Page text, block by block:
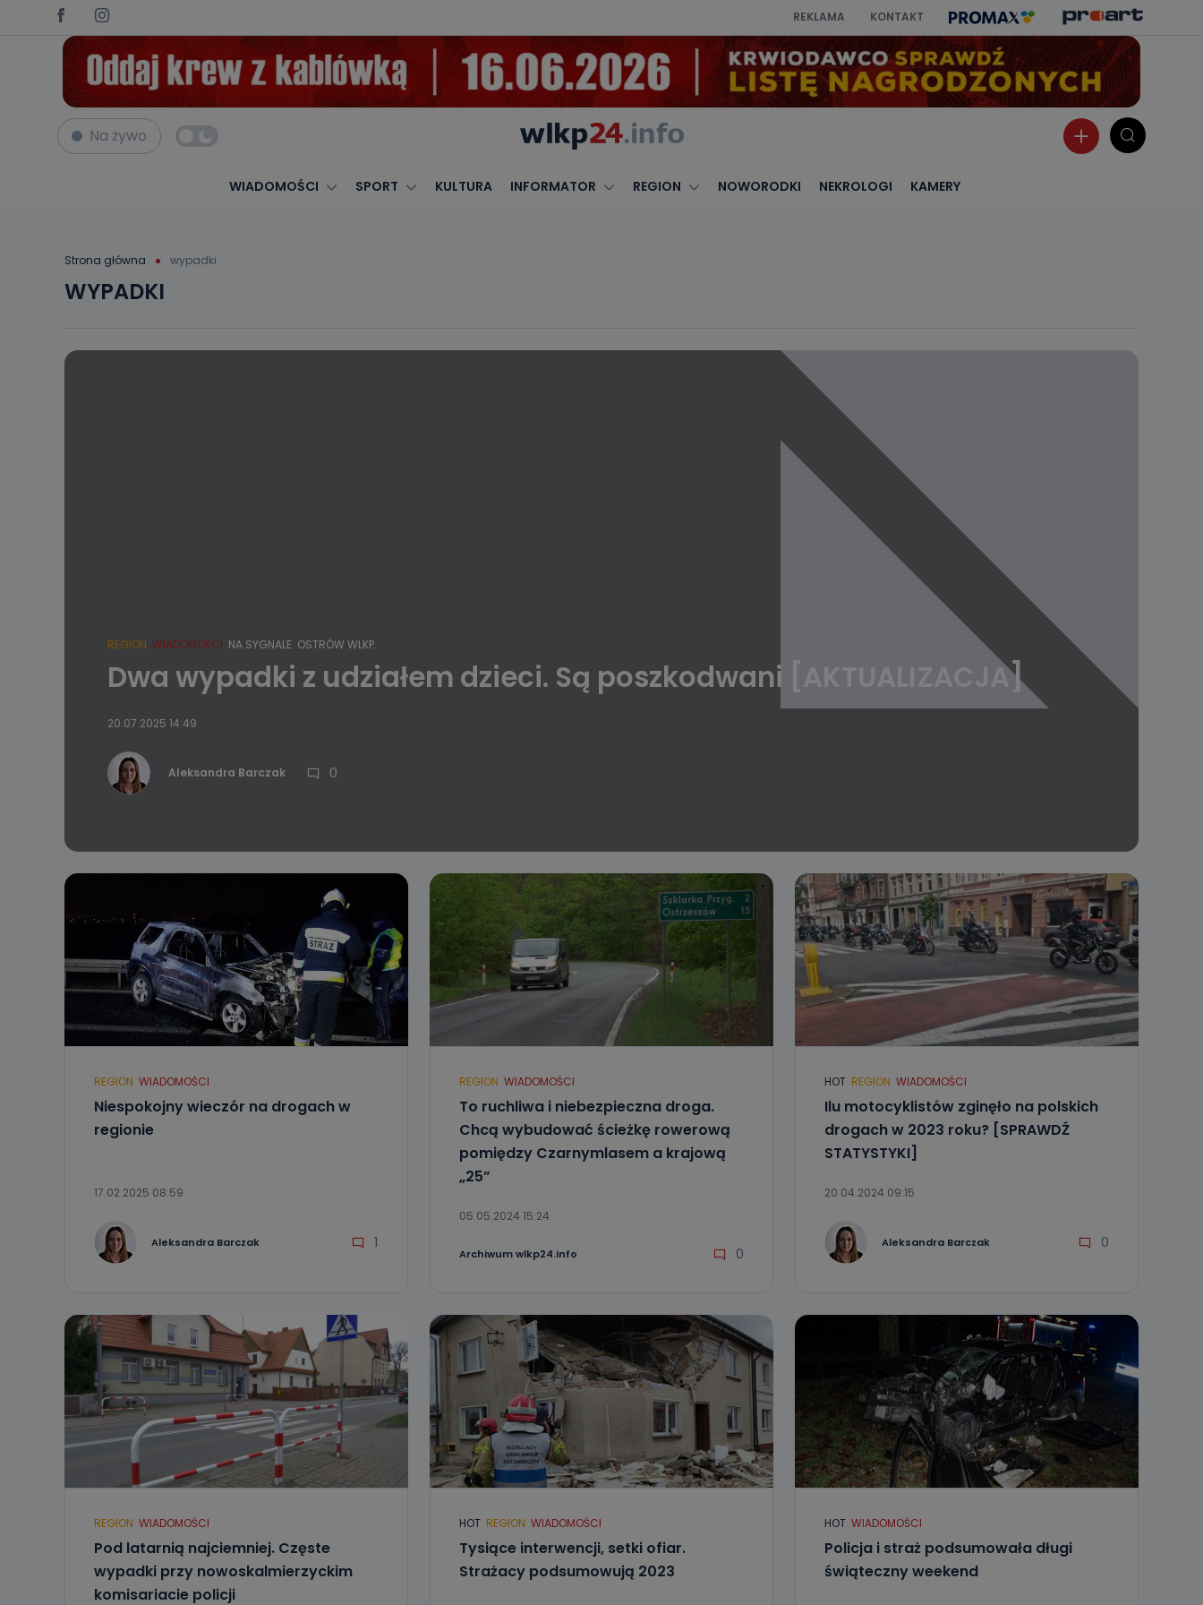
REKLAMA KONTAKT
Na żywo
WIADOMOŚCI SPORT KULTURA INFORMATOR REGION NOWORODKI NEKROLOGI KAMERY
Strona główna wypadki
WYPADKI
REGION WIADOMOŚCI NA SYGNALE OSTRÓW WLKP.
Dwa wypadki z udziałem dzieci. Są poszkodwani [AKTUALIZACJA]
20.07.2025 14:49
Aleksandra Barczak 0
REGION WIADOMOŚCI
Niespokojny wieczór na drogach w
regionie
17.02.2025 08:59
Aleksandra Barczak 1
REGION WIADOMOŚCI
To ruchliwa i niebezpieczna droga.
Chcą wybudować ścieżkę rowerową
pomiędzy Czarnymlasem a krajową
„25”
05.05.2024 15:24
Archiwum wlkp24.info 0
HOT REGION WIADOMOŚCI
Ilu motocyklistów zginęło na polskich
drogach w 2023 roku? [SPRAWDŹ
STATYSTYKI]
20.04.2024 09:15
Aleksandra Barczak 0
REGION WIADOMOŚCI
Pod latarnią najciemniej. Częste
wypadki przy nowoskalmierzyckim
komisariacie policji
HOT REGION WIADOMOŚCI
Tysiące interwencji, setki ofiar.
Strażacy podsumowują 2023
HOT WIADOMOŚCI
Policja i straż podsumowała długi
świąteczny weekend